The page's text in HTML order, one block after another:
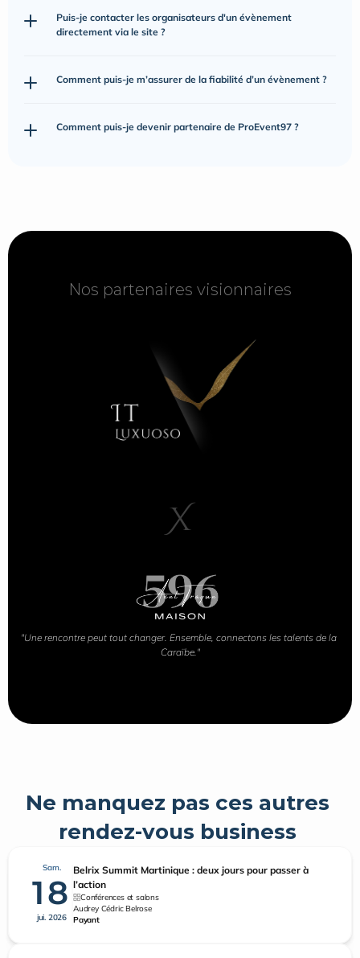
Puis-je contacter les organisateurs d'un évènement
directement via le site ?
Comment puis-je m’assurer de la fiabilité d’un évènement ?
Comment puis-je devenir partenaire de ProEvent97 ?
Nos partenaires visionnaires
Nos partenaires visionnaires
X
"Une rencontre peut tout changer. Ensemble, connectons les talents de la
Caraïbe."
Ne manquez pas ces autres
rendez-vous business
Sam.
18
jui. 2026
Belrix Summit Martinique : deux jours pour passer à
l’action
Conférences et salons
Audrey Cédric Belrose
Payant